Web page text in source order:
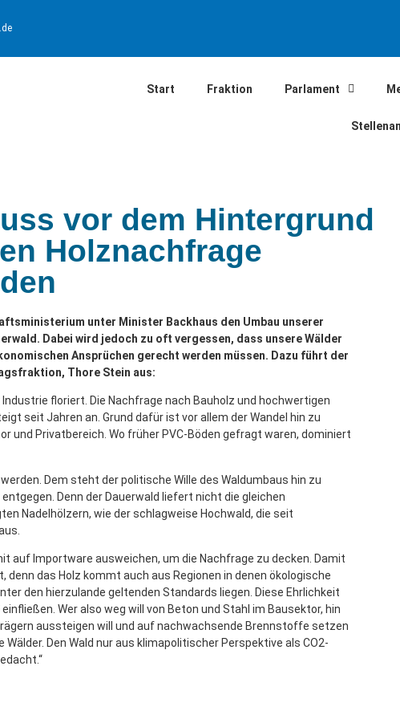
Start Fraktion Parlament
vor dem Hintergrund
Holznachfrage
unter Minister Backhaus den Umbau unserer
Dabei wird jedoch zu oft vergessen, dass unsere Wälder
Ansprüchen gerecht werden müssen. Dazu führt der
Thore Stein aus:
floriert. Die Nachfrage nach Bauholz und hochwertigen
seit Jahren an. Grund dafür ist vor allem der Wandel hin zu
und Privatbereich. Wo früher PVC-Böden gefragt waren, dominiert
Dem steht der politische Wille des Waldumbaus hin zu
Denn der Dauerwald liefert nicht die gleichen
Nadelhölzern, wie der schlagweise Hochwald, die seit
auf Importware ausweichen, um die Nachfrage zu decken. Damit
das Holz kommt auch aus Regionen in denen ökologische
den hierzulande geltenden Standards liegen. Diese Ehrlichkeit
Wer also weg will von Beton und Stahl im Bausektor, hin
aussteigen will und auf nachwachsende Brennstoffe setzen
Den Wald nur aus klimapolitischer Perspektive als CO2-